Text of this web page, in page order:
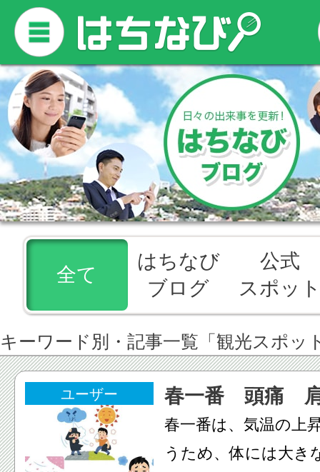
全て
はちなび
ブログ
公式
スポッ
キーワード別・記事一覧「観光スポッ
ユーザー 春一番 頭痛
春一番は、気温の上
うため、体には大き